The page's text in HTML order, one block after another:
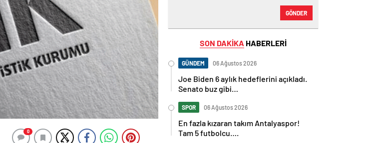
0
GÖNDER
SON DAKİKA HABERLERİ
GÜNDEM 06 Ağustos 2026
Joe Biden 6 aylık hedeflerini açıkladı.
Senato buz gibi…
SPOR 06 Ağustos 2026
En fazla kızaran takım Antalyaspor!
Tam 5 futbolcu….